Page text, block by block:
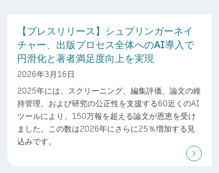
【プレスリリース】シュプリンガーネイ
チャー、出版プロセス全体へのAI導入で
円滑化と著者満足度向上を実現
2026年3月16日
2025年には、スクリーニング、編集評価、論文の維
持管理、および研究の公正性を支援する60近くのAI
ツールにより、150万報を超える論文が恩恵を受け
ました。この数は2026年にさらに25％増加する見
込みです。